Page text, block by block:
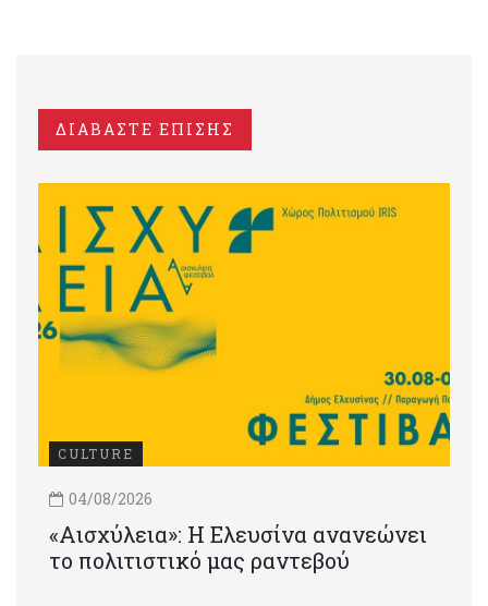
ΔΙΑΒΑΣΤΕ ΕΠΙΣΗΣ
CULTURE
04/08/2026
«Αισχύλεια»: Η Ελευσίνα ανανεώνει
το πολιτιστικό μας ραντεβού